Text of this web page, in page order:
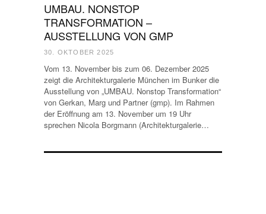
UMBAU. NONSTOP
TRANSFORMATION –
AUSSTELLUNG VON GMP
30. OKTOBER 2025
Vom 13. November bis zum 06. Dezember 2025
zeigt die Architekturgalerie München im Bunker die
Ausstellung von „UMBAU. Nonstop Transformation“
von Gerkan, Marg und Partner (gmp). Im Rahmen
der Eröffnung am 13. November um 19 Uhr
sprechen Nicola Borgmann (Architekturgalerie…